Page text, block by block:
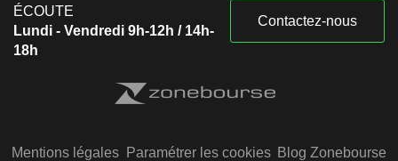
ÉCOUTE
Lundi - Vendredi 9h-12h / 14h-
18h
Contactez-nous
Mentions légales Paramétrer les cookies Blog Zonebourse